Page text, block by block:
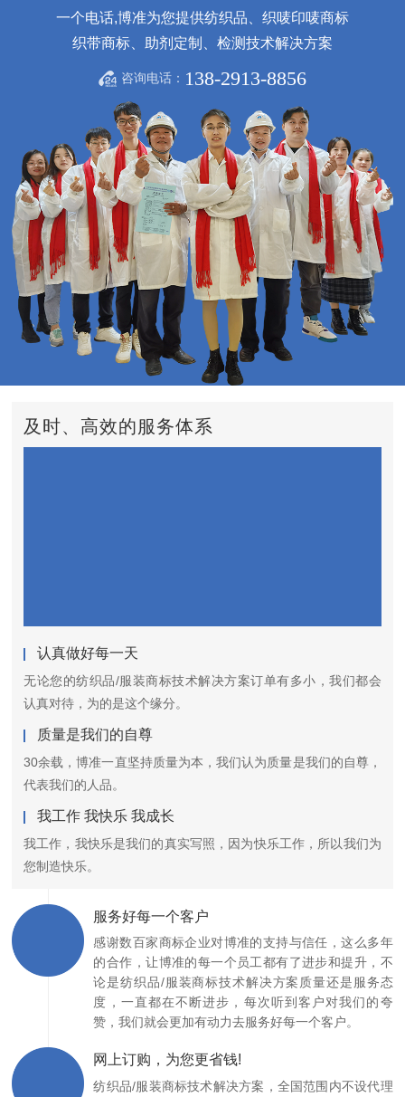
一个电话,博准为您提供纺织品、织唛印唛商标
织带商标、助剂定制、检测技术解决方案
咨询电话： 138-2913-8856
及时、高效的服务体系
认真做好每一天
无论您的纺织品/服装商标技术解决方案订单有多小，我们都会
认真对待，为的是这个缘分。
质量是我们的自尊
30余载，博准一直坚持质量为本，我们认为质量是我们的自尊，
代表我们的人品。
我工作 我快乐 我成长
我工作，我快乐是我们的真实写照，因为快乐工作，所以我们为
您制造快乐。
服务好每一个客户
感谢数百家商标企业对博准的支持与信任，这么多年
的合作，让博准的每一个员工都有了进步和提升，不
论是纺织品/服装商标技术解决方案质量还是服务态
度，一直都在不断进步，每次听到客户对我们的夸
赞，我们就会更加有动力去服务好每一个客户。
网上订购，为您更省钱!
纺织品/服装商标技术解决方案，全国范围内不设代理